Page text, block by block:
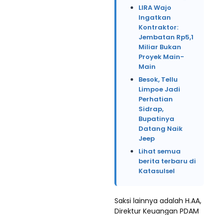
LIRA Wajo
Ingatkan
Kontraktor:
Jembatan Rp5,1
Miliar Bukan
Proyek Main-
Main
Besok, Tellu
Limpoe Jadi
Perhatian
Sidrap,
Bupatinya
Datang Naik
Jeep
Lihat semua
berita terbaru di
Katasulsel
Saksi lainnya adalah H.AA,
Direktur Keuangan PDAM